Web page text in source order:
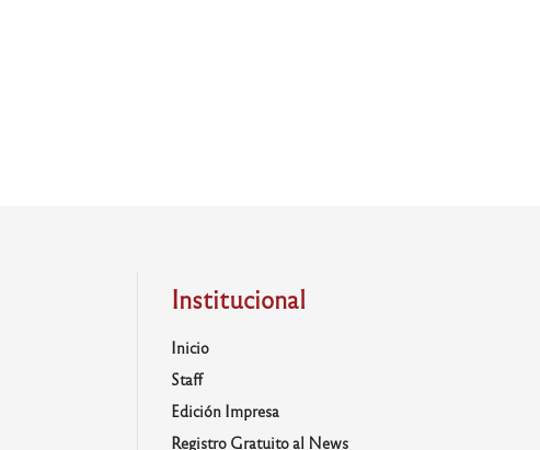
Institucional
Inicio
Staff
Edición Impresa
Registro Gratuito al News